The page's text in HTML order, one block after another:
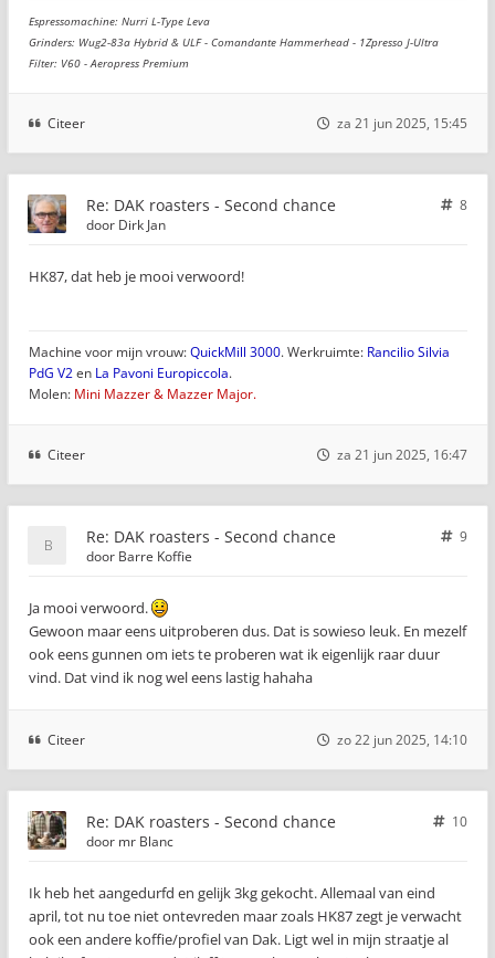
Espressomachine: Nurri L-Type Leva
Grinders: Wug2-83a Hybrid & ULF - Comandante Hammerhead - 1Zpresso J-Ultra
Filter: V60 - Aeropress Premium
Citeer za 21 jun 2025, 15:45
Re: DAK roasters - Second chance
8
door Dirk Jan
HK87, dat heb je mooi verwoord!
Machine voor mijn vrouw:QuickMill 3000. Werkruimte: Rancilio Silvia
PdG V2en La Pavoni Europiccola.
Molen: Mini Mazzer & Mazzer Major.
Citeer za 21 jun 2025, 16:47
Re: DAK roasters - Second chance
9
door Barre Koffie
Ja mooi verwoord.
Gewoon maar eens uitproberen dus. Dat is sowieso leuk. En mezelf
ook eens gunnen om iets te proberen wat ik eigenlijk raar duur
vind. Dat vind ik nog wel eens lastig hahaha
Citeer zo 22 jun 2025, 14:10
Re: DAK roasters - Second chance
10
door mr Blanc
Ik heb het aangedurfd en gelijk 3kg gekocht. Allemaal van eind
april, tot nu toe niet ontevreden maar zoals HK87 zegt je verwacht
ook een andere koffie/profiel van Dak. Ligt wel in mijn straatje al